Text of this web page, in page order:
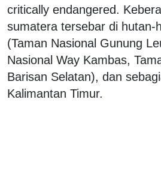
critically endangered.
sumatera tersebar di hutan-
(Taman Nasional Gunung
Nasional Way Kambas,
Barisan Selatan), dan
Kalimantan Timur.